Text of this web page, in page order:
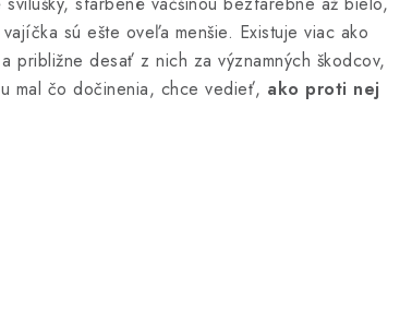
sú ešte oveľa menšie. Existuje viac ako
približne desať z nich za významných škodcov,
mal čo dočinenia, chce vedieť, ako proti nej